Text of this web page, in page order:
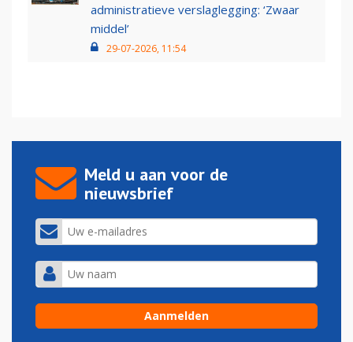
administratieve verslaglegging: ‘Zwaar
middel’
29-07-2026, 11:54
Meld u aan voor de
nieuwsbrief